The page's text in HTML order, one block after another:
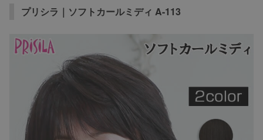
プリシラ｜ソフトカールミディ A-113